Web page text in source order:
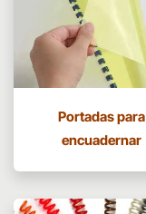
Portadas para
encuadernar